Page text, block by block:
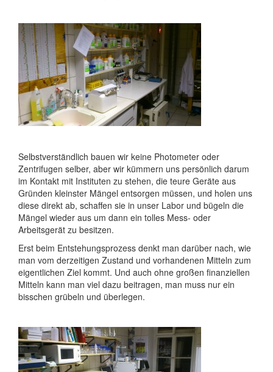
Selbstverständlich bauen wir keine Photometer oder
Zentrifugen selber, aber wir kümmern uns persönlich darum
im Kontakt mit Instituten zu stehen, die teure Geräte aus
Gründen kleinster Mängel entsorgen müssen, und holen uns
diese direkt ab, schaffen sie in unser Labor und bügeln die
Mängel wieder aus um dann ein tolles Mess- oder
Arbeitsgerät zu besitzen.
Erst beim Entstehungsprozess denkt man darüber nach, wie
man vom derzeitigen Zustand und vorhandenen Mitteln zum
eigentlichen Ziel kommt. Und auch ohne großen finanziellen
Mitteln kann man viel dazu beitragen, man muss nur ein
bisschen grübeln und überlegen.